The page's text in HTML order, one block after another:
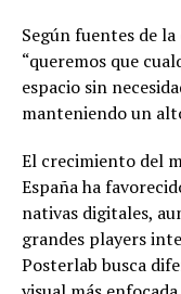
Según fuentes de
“queremos que
espacio sin
manteniendo un
El crecimiento del
España ha
nativas digitales,
grandes players
Posterlab busca